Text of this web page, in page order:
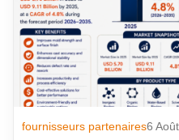
fournisseurs partenaires6